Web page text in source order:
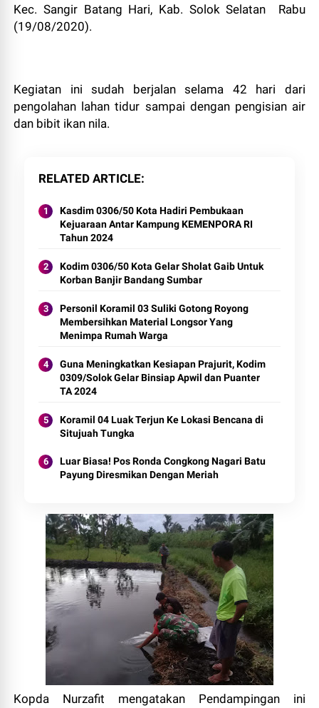
Kec. Sangir Batang Hari, Kab. Solok Selatan Rabu
(19/08/2020).
Kegiatan ini sudah berjalan selama 42 hari dari
pengolahan lahan tidur sampai dengan pengisian air
dan bibit ikan nila.
RELATED ARTICLE
Kasdim 0306/50 Kota Hadiri Pembukaan
Kejuaraan Antar Kampung KEMENPORA RI
Tahun 2024
Kodim 0306/50 Kota Gelar Sholat Gaib Untuk
Korban Banjir Bandang Sumbar
Personil Koramil 03 Suliki Gotong Royong
Membersihkan Material Longsor Yang
Menimpa Rumah Warga
Guna Meningkatkan Kesiapan Prajurit, Kodim
0309/Solok Gelar Binsiap Apwil dan Puanter
TA 2024
Koramil 04 Luak Terjun Ke Lokasi Bencana di
Situjuah Tungka
Luar Biasa! Pos Ronda Congkong Nagari Batu
Payung Diresmikan Dengan Meriah
Kopda Nurzafit mengatakan Pendampingan ini